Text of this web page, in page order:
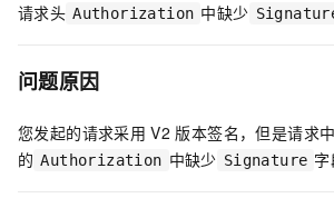
请求头 Authorization 中缺少
问题原因
您发起的请求采用 V2 版本签名，但是请求
的 Authorization 中缺少 Signature 字